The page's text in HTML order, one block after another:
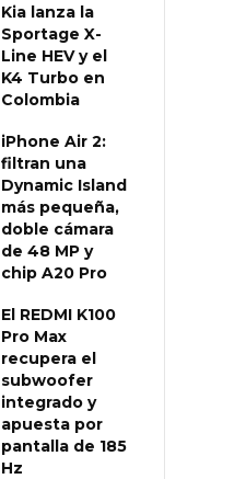
Kia lanza la
Sportage X-
Line HEV y el
K4 Turbo en
Colombia
iPhone Air 2:
filtran una
Dynamic Island
más pequeña,
doble cámara
de 48 MP y
chip A20 Pro
El REDMI K100
Pro Max
recupera el
subwoofer
integrado y
apuesta por
pantalla de 185
Hz